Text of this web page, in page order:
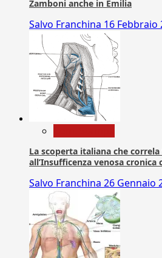
Zamboni anche in Emilia
Salvo Franchina 16 Febbraio
La scoperta italiana che
all’Insufficenza venosa cronica
Salvo Franchina 26 Gennaio